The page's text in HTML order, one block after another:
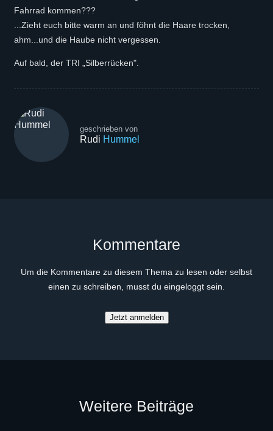
Fahrrad kommen???
...Zieht euch bitte warm an und föhnt die Haare trocken,
ahm...und die Haube nicht vergessen.
Auf bald, der TRI „Silberrücken".
geschrieben von
Rudi Hummel
Kommentare
Um die Kommentare zu diesem Thema zu lesen oder selbst
einen zu schreiben, musst du eingeloggt sein.
Jetzt anmelden
Weitere Beiträge